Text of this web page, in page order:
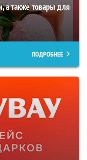
а также товары для
ПОДРОБНЕЕ